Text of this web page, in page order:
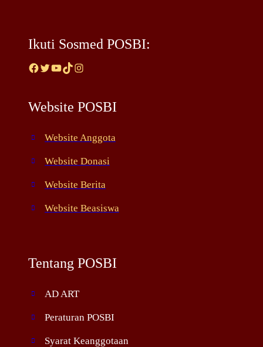
Ikuti Sosmed POSBI:
Facebook Twitter YouTube TikTok Instagram
Website POSBI
Website Anggota
Website Donasi
Website Berita
Website Beasiswa
Tentang POSBI
AD ART
Peraturan POSBI
Syarat Keanggotaan